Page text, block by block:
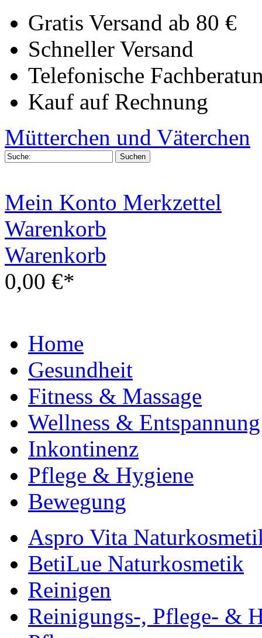
Gratis Versand ab 80 €
Schneller Versand
Telefonische
Kauf auf Rechnung
Mütterchen und Väterchen
Mein Konto Merkzettel
Warenkorb
Warenkorb
0,00 €*
Home
Gesundheit
Fitness & Massage
Wellness & Entspannung
Inkontinenz
Pflege & Hygiene
Bewegung
Aspro Vita
BetiLue Naturkosmetik
Reinigen
Reinigungs-, Pflege- &